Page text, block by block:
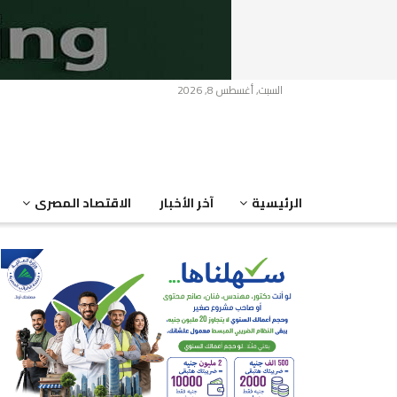
السبت, أغسطس 8, 2026
الرئيسية آخر الأخبار الاقتصاد المصرى